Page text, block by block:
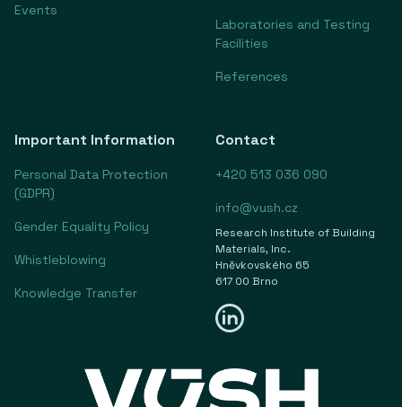
Events
Laboratories and Testing
Facilities
References
Important Information
Personal Data Protection
(GDPR)
Gender Equality Policy
Whistleblowing
Knowledge Transfer
Contact
+420 513 036 090
info@vush.cz
Research Institute of Building
Materials, Inc.
Hněvkovského 65
617 00 Brno